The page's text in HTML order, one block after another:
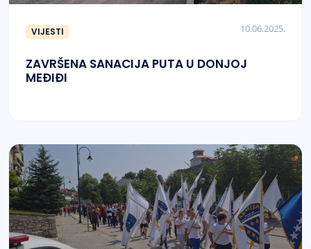
VIJESTI 10.06.2025.
ZAVRŠENA SANACIJA PUTA U DONJOJ
MEĐIĐI